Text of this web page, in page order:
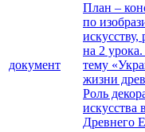
документ
План –
по
на 2
тему
жизни
Роль
искусства
Древнего